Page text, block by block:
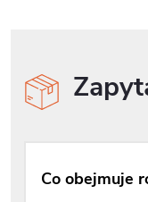
Co obejmuje